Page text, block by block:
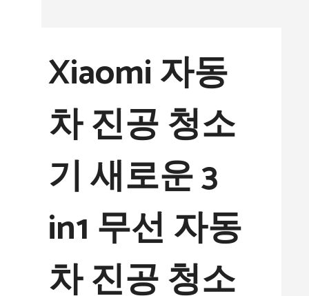
Xiaomi 자동
차 진공 청소
기 새로운 3
in1 무선 자동
차 진공 청소